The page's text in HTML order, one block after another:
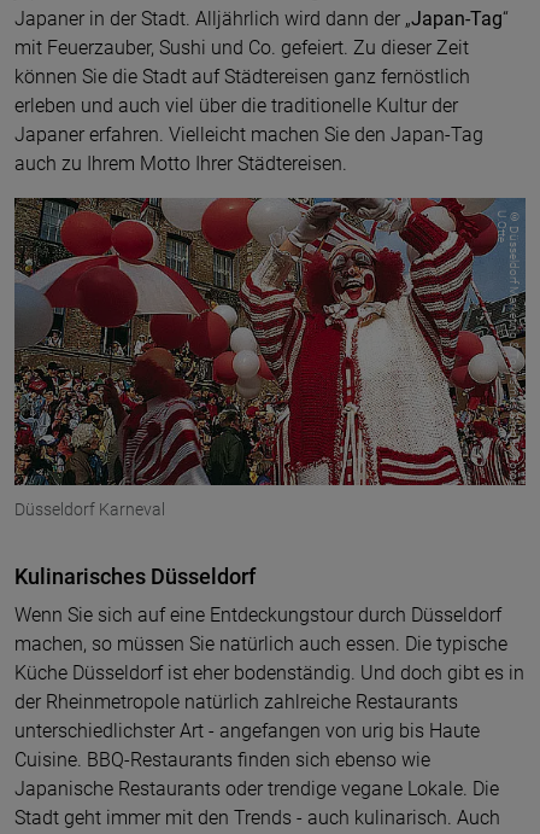
Japaner in der Stadt. Alljährlich wird dann der „Japan-Tag“
mit Feuerzauber, Sushi und Co. gefeiert. Zu dieser Zeit
können Sie die Stadt auf Städtereisen ganz fernöstlich
erleben und auch viel über die traditionelle Kultur der
Japaner erfahren. Vielleicht machen Sie den Japan-Tag
auch zu Ihrem Motto Ihrer Städtereisen.
Düsseldorf Karneval
©
D
ü
s
s
e
ld
o
r
f
M
a
r
k
e
t
in
g
&
T
o
u
r
is
m
u
s
G
m
b
H
-
F
o
t
o
g
r
a
f
U
.O
t
t
e
Kulinarisches Düsseldorf
Wenn Sie sich auf eine Entdeckungstour durch Düsseldorf
machen, so müssen Sie natürlich auch essen. Die typische
Küche Düsseldorf ist eher bodenständig. Und doch gibt es in
der Rheinmetropole natürlich zahlreiche Restaurants
unterschiedlichster Art - angefangen von urig bis Haute
Cuisine. BBQ-Restaurants finden sich ebenso wie
Japanische Restaurants oder trendige vegane Lokale. Die
Stadt geht immer mit den Trends - auch kulinarisch. Auch